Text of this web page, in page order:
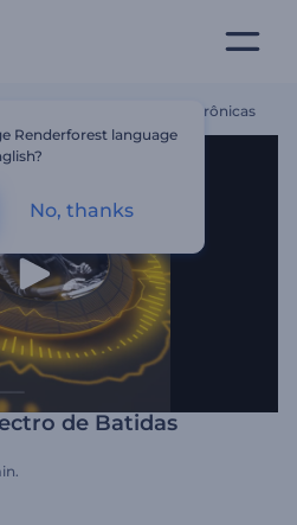
De Espectro De Batidas Eletrônicas
de Batidas
Renderforest language
No, thanks